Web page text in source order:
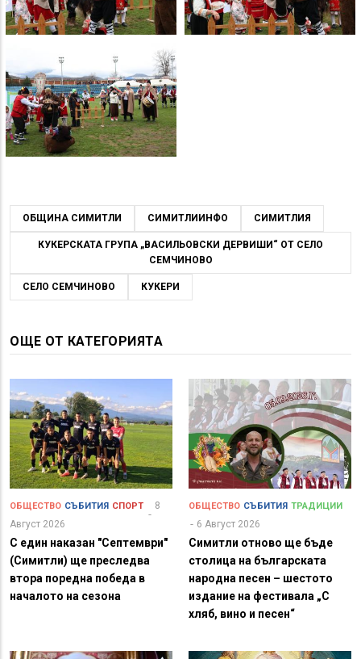
ОБЩИНА СИМИТЛИ СИМИТЛИИНФО СИМИТЛИЯ
КУКЕРСКАТА ГРУПА „ВАСИЛЬОВСКИ ДЕРВИШИ“ ОТ СЕЛО
СЕМЧИНОВО
СЕЛО СЕМЧИНОВО КУКЕРИ
ОЩЕ ОТ КАТЕГОРИЯТА
ОБЩЕСТВО СЪБИТИЯ СПОРТ
8
Август 2026
С един наказан "Септември"
(Симитли) ще преследва
втора поредна победа в
началото на сезона
ОБЩЕСТВО СЪБИТИЯ ТРАДИЦИИ
6 Август 2026
Симитли отново ще бъде
столица на българската
народна песен – шестото
издание на фестивала „С
хляб, вино и песен“